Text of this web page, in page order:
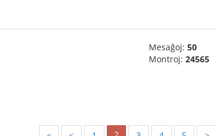
Mesaĝoj: 50
Montroj: 24565